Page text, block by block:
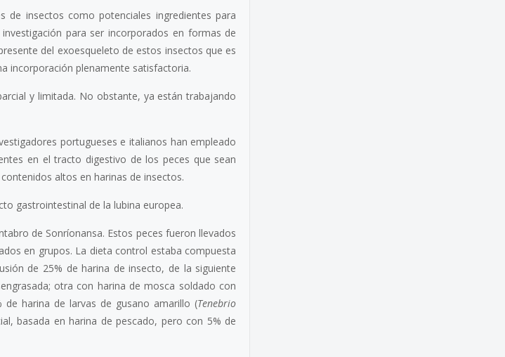
de insectos como potenciales ingredientes para
para ser incorporados en formas de
del exoesqueleto de estos insectos que es
incorporación plenamente satisfactoria.
y limitada. No obstante, ya están trabajando
portugueses e italianos han empleado
en el tracto digestivo de los peces que sean
altos en harinas de insectos.
gastrointestinal de la lubina europea.
de Sonríonansa. Estos peces fueron llevados
en grupos. La dieta control estaba compuesta
de 25% de harina de insecto, de la siguiente
otra con harina de mosca soldado con
harina de larvas de gusano amarillo (Tenebrio
basada en harina de pescado, pero con 5% de